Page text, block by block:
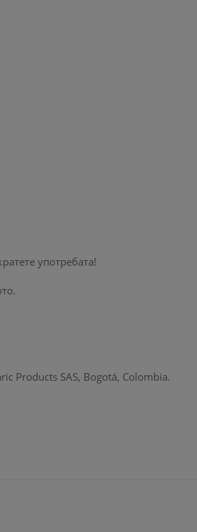
употребата!
Products SAS, Bogotá, Colombia.